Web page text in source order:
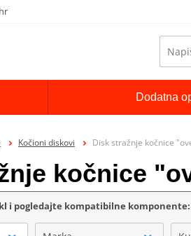
Dodatna
Kočioni diskovi Disk stražnje kočnice
kočnice
i pogledajte kompatibilne komponente: